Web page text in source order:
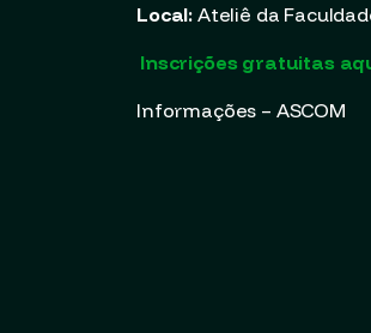
Local: Ateliê da
Inscrições gratuitas
Informações – ASCOM